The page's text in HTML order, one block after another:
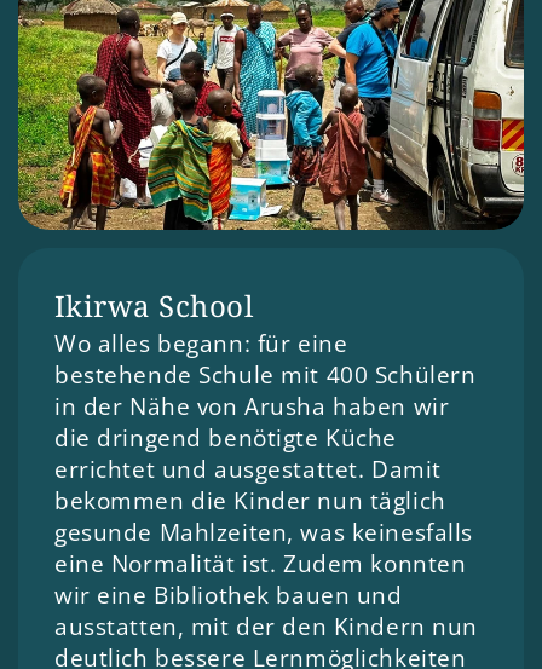
Ikirwa School
Wo alles begann: für eine
bestehende Schule mit 400 Schülern
in der Nähe von Arusha haben wir
die dringend benötigte Küche
errichtet und ausgestattet. Damit
bekommen die Kinder nun täglich
gesunde Mahlzeiten, was keinesfalls
eine Normalität ist. Zudem konnten
wir eine Bibliothek bauen und
ausstatten, mit der den Kindern nun
deutlich bessere Lernmöglichkeiten